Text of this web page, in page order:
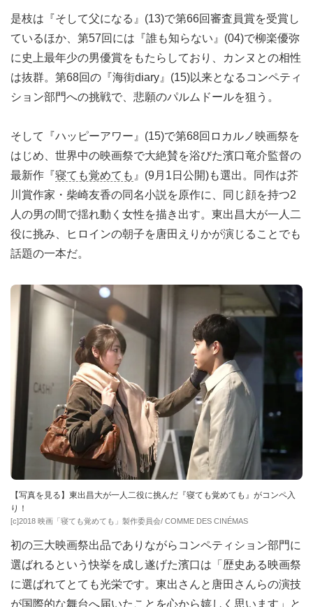
是枝は『そして父になる』(13)で第66回審査員賞を受賞し
ているほか、第57回には『誰も知らない』(04)で柳楽優弥
に史上最年少の男優賞をもたらしており、カンヌとの相性
は抜群。第68回の『海街diary』(15)以来となるコンペティ
ション部門への挑戦で、悲願のパルムドールを狙う。
そして『ハッピーアワー』(15)で第68回ロカルノ映画祭を
はじめ、世界中の映画祭で大絶賛を浴びた濱口竜介監督の
最新作『寝ても覚めても 』(9月1日公開)も選出。同作は芥
川賞作家・柴崎友香の同名小説を原作に、同じ顔を持つ2
人の男の間で揺れ動く女性を描き出す。東出昌大が一人二
役に挑み、ヒロインの朝子を唐田えりかが演じることでも
話題の一本だ。
【写真を見る】東出昌大が一人二役に挑んだ『寝ても覚めても』がコンペ入
り！
[c]2018 映画「寝ても覚めても」製作委員会/ COMME DES CINÉMAS
初の三大映画祭出品でありながらコンペティション部門に
選ばれるという快挙を成し遂げた濱口は「歴史ある映画祭
に選ばれてとても光栄です。東出さんと唐田さんらの演技
が国際的な舞台へ届いたことを心から嬉しく思います」と